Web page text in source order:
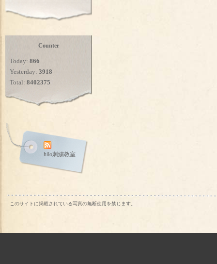
Counter
Today: 866
Yesterday: 3918
Total: 8402375
hilo刺繍教室
このサイトに掲載されている写真の無断使用を禁じます。